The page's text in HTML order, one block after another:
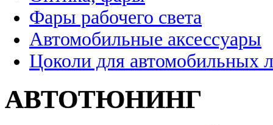
Фары рабочего света
Автомобильные аксессуары
Цоколи для автомобильных
АВТОТЮНИНГ